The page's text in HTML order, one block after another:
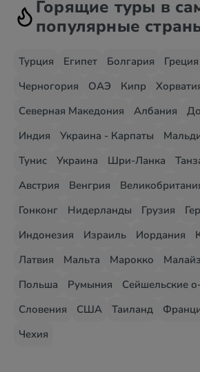
Горящие туры в
популярные
Турция Египет Болгария Греция
Черногория
ОАЭ Кипр
Северная Македония
Албания
Индия
Украина - Карпаты
Тунис
Украина Шри-Ланка
Австрия
Венгрия
Гонконг
Нидерланды Грузия
Индонезия
Израиль Иордания
Латвия
Мальта Марокко
Польша
Румыния Сейшельские
Словения
США Таиланд
Чехия